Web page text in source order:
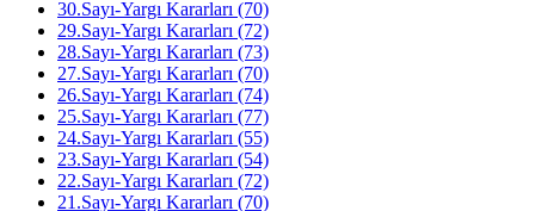
30.Sayı-Yargı Kararları (70)
29.Sayı-Yargı Kararları (72)
28.Sayı-Yargı Kararları (73)
27.Sayı-Yargı Kararları (70)
26.Sayı-Yargı Kararları (74)
25.Sayı-Yargı Kararları (77)
24.Sayı-Yargı Kararları (55)
23.Sayı-Yargı Kararları (54)
22.Sayı-Yargı Kararları (72)
21.Sayı-Yargı Kararları (70)